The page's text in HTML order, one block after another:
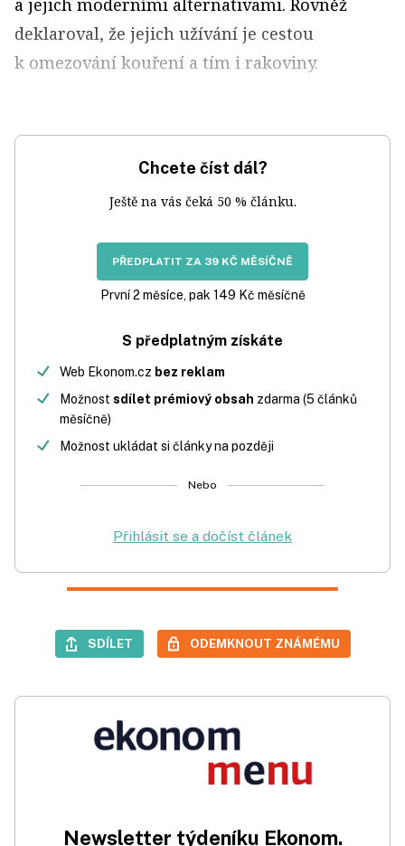
a jejich moderními alternativami. Rovněž
deklaroval, že jejich užívání je cestou
k omezování kouření a tím i rakoviny.
Chcete číst dál?
Ještě na vás čeká 50 % článku.
PŘEDPLATIT ZA 39 KČ MĚSÍČNĚ
První 2 měsíce, pak 149 Kč měsíčně
S předplatným získáte
Web Ekonom.cz bez reklam
Možnost sdílet prémiový obsah zdarma (5 článků
měsíčně)
Možnost ukládat si články na později
Nebo
Přihlásit se a dočíst článek
SDÍLET ODEMKNOUT ZNÁMÉMU
Newsletter týdeníku Ekonom.